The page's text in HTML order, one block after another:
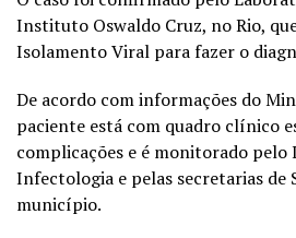
Instituto Oswaldo Cruz, no Rio,
Isolamento Viral para fazer o
De acordo com informações do
paciente está com quadro clínico
complicações e é monitorado
Infectologia e pelas secretarias de
município.